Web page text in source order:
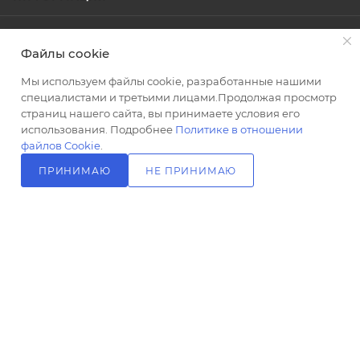
В КОРЗИНУ
товара
Опоры
Стиль
современный
Высота,
9.2
ПОДПИСАТЬСЯ НА РАССЫЛКУ
+7 (499) 703-24-24
info@l-24.ru
Файлы cookie
Мы используем файлы cookie, разработанные нашими
специалистами и третьими лицами.Продолжая просмотр
страниц нашего сайта, вы принимаете условия его
использования. Подробнее Политике в отношении
файлов Cookie
ПРИНИМАЮ НЕ ПРИНИМАЮ